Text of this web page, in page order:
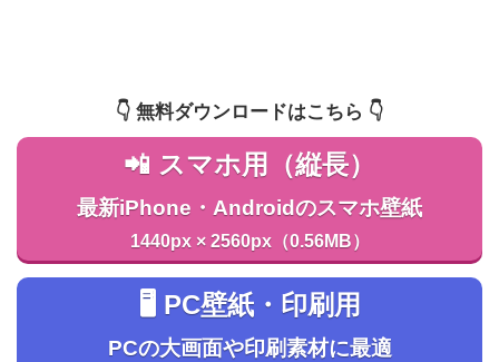
👇️ 無料ダウンロードはこちら 👇️
📲 スマホ用（縦長）
最新iPhone・Androidのスマホ壁紙
1440px × 2560px（0.56MB）
🖥️ PC壁紙・印刷用
PCの大画面や印刷素材に最適